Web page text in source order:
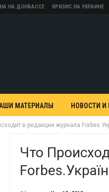
НА ДОНБАССЕ КРИЗИС НА УКРАИНЕ
МАТЕРИАЛЫ НОВОСТИ И
в редакции журнала
Что